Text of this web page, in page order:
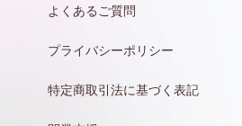
よくあるご質問
プライバシーポリシー
特定商取引法に基づく表記